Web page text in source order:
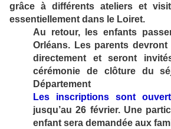
grâce à différents ateliers et
essentiellement dans le Loiret.
Au retour, les enfants
Orléans. Les parents
directement et seront
cérémonie de clôture du
Département
Les inscriptions sont
jusqu’au 26 février. Une
enfant sera demandée aux